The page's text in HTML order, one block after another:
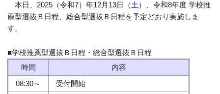
本日、2025（令和7）年12月13日（土 ）、令和8年度 学校推
薦型選抜Ｂ日程、総合型選抜Ｂ日程を予定どおり実施しま
す。
■学校推薦型選抜Ｂ日程・総合型選抜Ｂ日程
時間
内容
08:30～
受付開始